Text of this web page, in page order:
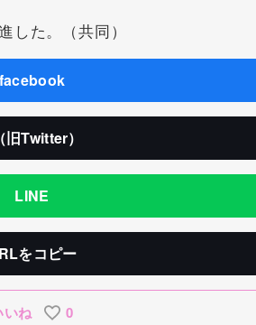
た。（共同）
facebook
旧Twitter）
LINE
をコピー
いね 0